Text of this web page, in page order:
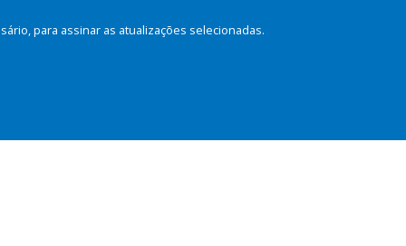
para assinar as atualizações selecionadas.